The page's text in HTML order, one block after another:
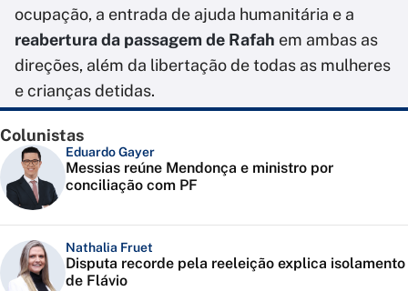
ocupação, a entrada de ajuda humanitária e a
reabertura da passagem de Rafah em ambas as
direções, além da libertação de todas as mulheres
e crianças detidas.
Colunistas
Eduardo Gayer
Messias reúne Mendonça e ministro por
conciliação com PF
Nathalia Fruet
Disputa recorde pela reeleição explica isolamento
de Flávio